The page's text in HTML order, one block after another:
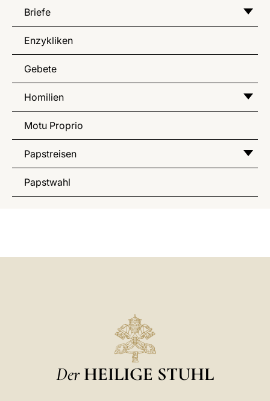
Briefe
Enzykliken
Gebete
Homilien
Motu Proprio
Papstreisen
Papstwahl
Der HEILIGE STUHL